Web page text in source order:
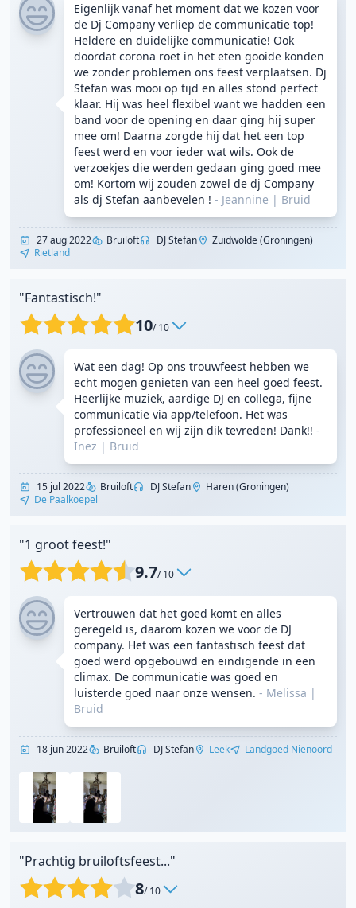
Eigenlijk vanaf het moment dat we kozen voor
de Dj Company verliep de communicatie top!
Heldere en duidelijke communicatie! Ook
doordat corona roet in het eten gooide konden
we zonder problemen ons feest verplaatsen. Dj
Stefan was mooi op tijd en alles stond perfect
klaar. Hij was heel flexibel want we hadden een
band voor de opening en daar ging hij super
mee om! Daarna zorgde hij dat het een top
feest werd en voor ieder wat wils. Ook de
verzoekjes die werden gedaan ging goed mee
om! Kortom wij zouden zowel de dj Company
als dj Stefan aanbevelen ! - Jeannine | Bruid
27 aug 2022 Bruiloft DJ Stefan
Zuidwolde (Groningen)
Rietland
"Fantastisch!"
10/ 10
Wat een dag! Op ons trouwfeest hebben we
echt mogen genieten van een heel goed feest.
Heerlijke muziek, aardige DJ en collega, fijne
communicatie via app/telefoon. Het was
professioneel en wij zijn dik tevreden! Dank!! -
Inez | Bruid
15 jul 2022 Bruiloft DJ Stefan
Haren (Groningen)
De Paalkoepel
"1 groot feest!"
9.7/ 10
Vertrouwen dat het goed komt en alles
geregeld is, daarom kozen we voor de DJ
company. Het was een fantastisch feest dat
goed werd opgebouwd en eindigende in een
climax. De communicatie was goed en
luisterde goed naar onze wensen. - Melissa |
Bruid
18 jun 2022 Bruiloft DJ Stefan Leek Landgoed Nienoord
"Prachtig bruiloftsfeest..."
8/ 10